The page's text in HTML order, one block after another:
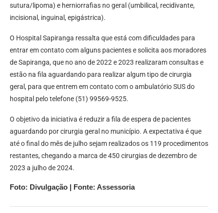
sutura/lipoma) e herniorrafias no geral (umbilical, recidivante,
incisional, inguinal, epigástrica).
O Hospital Sapiranga ressalta que está com dificuldades para
entrar em contato com alguns pacientes e solicita aos moradores
de Sapiranga, que no ano de 2022 e 2023 realizaram consultas e
estão na fila aguardando para realizar algum tipo de cirurgia
geral, para que entrem em contato com o ambulatório SUS do
hospital pelo telefone (51) 99569-9525.
O objetivo da iniciativa é reduzir a fila de espera de pacientes
aguardando por cirurgia geral no município. A expectativa é que
até o final do mês de julho sejam realizados os 119 procedimentos
restantes, chegando a marca de 450 cirurgias de dezembro de
2023 a julho de 2024.
Foto: Divulgação | Fonte: Assessoria